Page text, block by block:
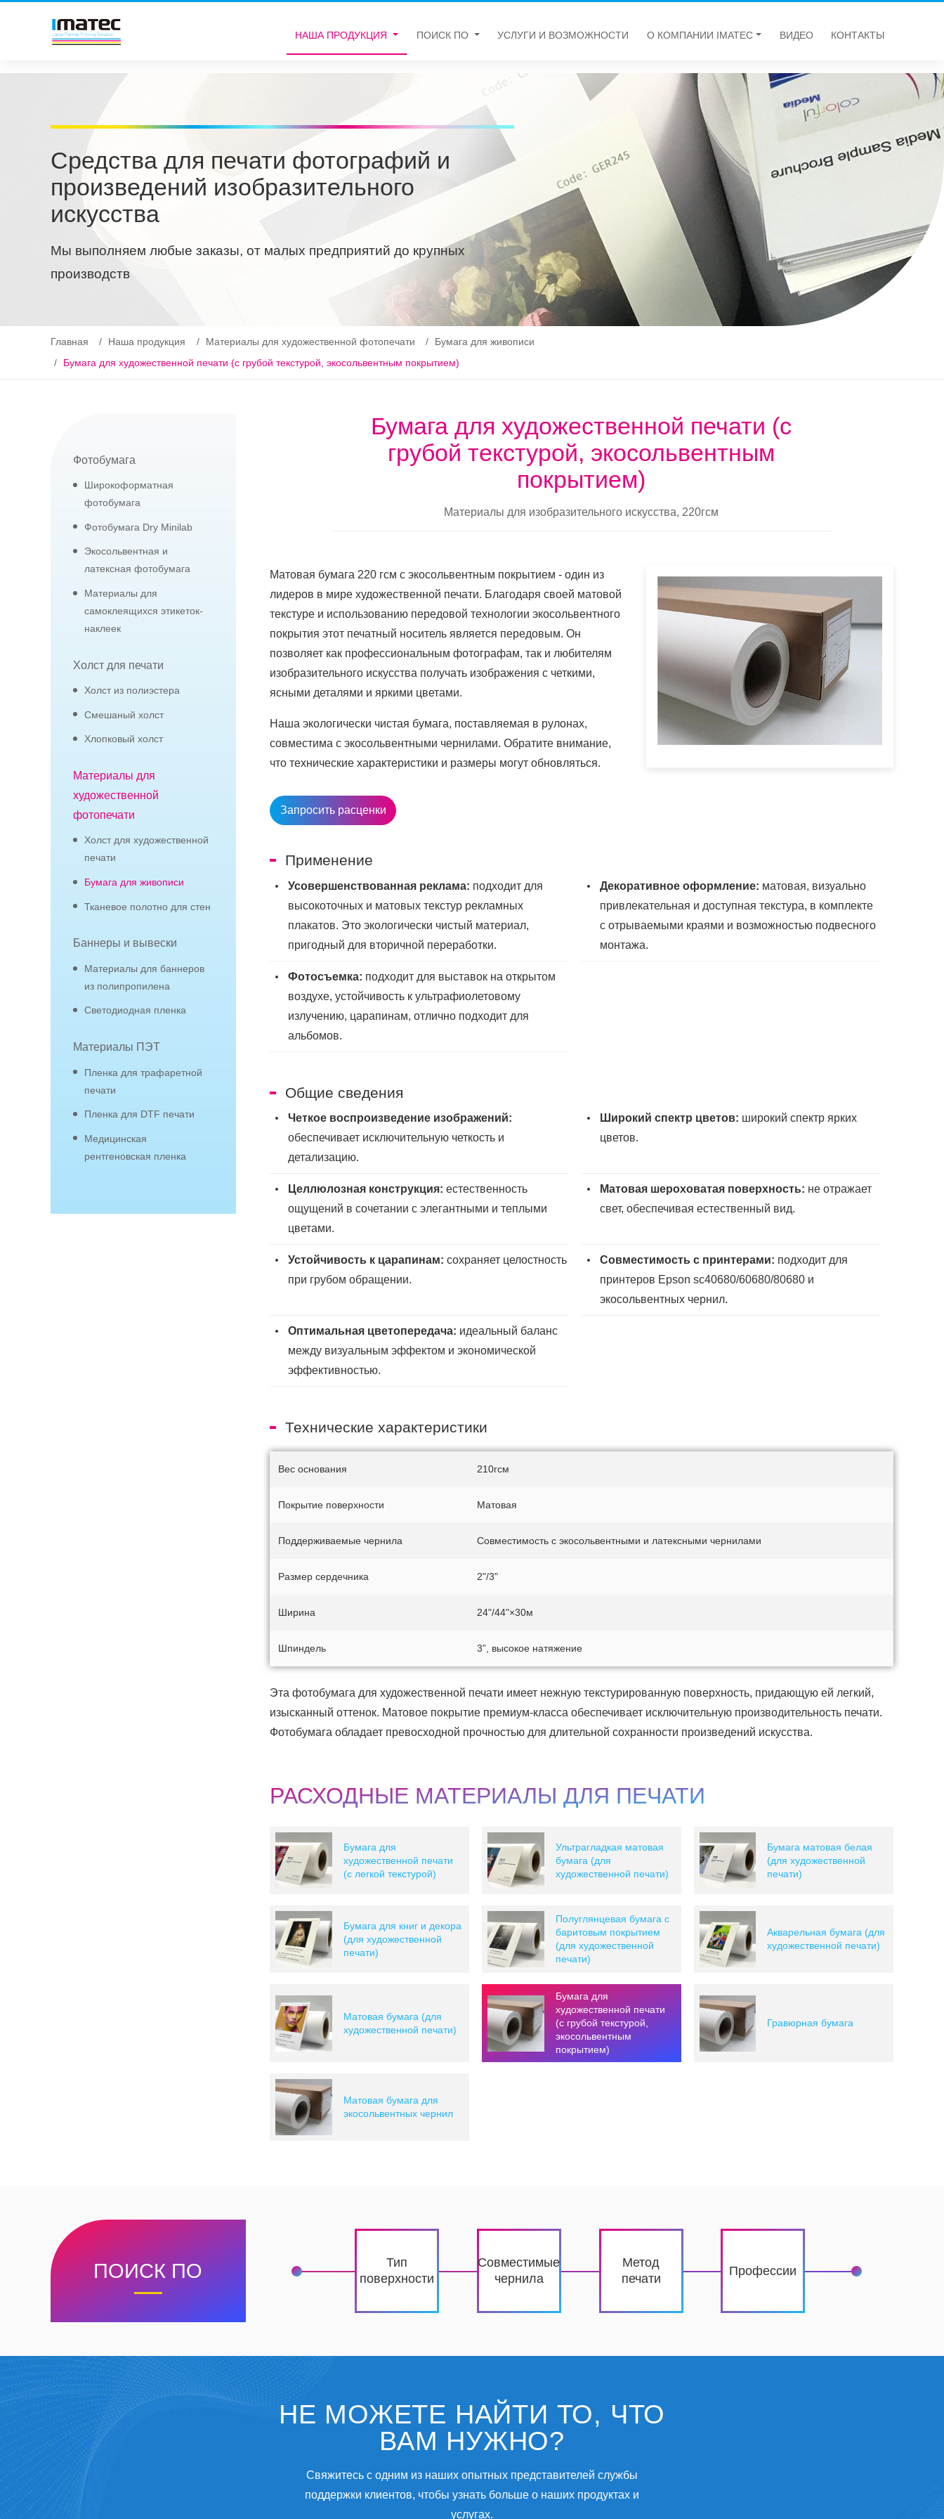
НАША ПРОДУКЦИЯ ПОИСК ПО УСЛУГИ И ВОЗМОЖНОСТИ О КОМПАНИИ IMATEC ВИДЕО КОНТАКТЫ
Средства для печати фотографий и
произведений изобразительного
искусства
Мы выполняем любые заказы, от малых предприятий до крупных
производств
Главная Наша продукция Материалы для художественной фотопечати
Бумага для живописи
Бумага для художественной печати (с грубой текстурой, экосольвентным покрытием)
Бумага для художественной печати (с
грубой текстурой, экосольвентным
покрытием)
Материалы для изобразительного искусства, 220гсм
Матовая бумага 220 гсм с экосольвентным покрытием - один из
лидеров в мире художественной печати. Благодаря своей матовой
текстуре и использованию передовой технологии экосольвентного
покрытия этот печатный носитель является передовым. Он
позволяет как профессиональным фотографам, так и любителям
изобразительного искусства получать изображения с четкими,
ясными деталями и яркими цветами.
Наша экологически чистая бумага, поставляемая в рулонах,
совместима с экосольвентными чернилами. Обратите внимание,
что технические характеристики и размеры могут обновляться.
Запросить расценки
Применение
Усовершенствованная реклама: подходит для
высокоточных и матовых текстур рекламных
плакатов. Это экологически чистый материал,
пригодный для вторичной переработки.
Декоративное оформление: матовая, визуально
привлекательная и доступная текстура, в комплекте
с отрываемыми краями и возможностью подвесного
монтажа.
Фотосъемка: подходит для выставок на открытом
воздухе, устойчивость к ультрафиолетовому
излучению, царапинам, отлично подходит для
альбомов.
Общие сведения
Четкое воспроизведение изображений:
обеспечивает исключительную четкость и
детализацию.
Широкий спектр цветов: широкий спектр ярких
цветов.
Целлюлозная конструкция: естественность
ощущений в сочетании с элегантными и теплыми
цветами.
Матовая шероховатая поверхность: не отражает
свет, обеспечивая естественный вид.
Устойчивость к царапинам: сохраняет целостность
при грубом обращении.
Совместимость с принтерами: подходит для
принтеров Epson sc40680/60680/80680 и
экосольвентных чернил.
Оптимальная цветопередача: идеальный баланс
между визуальным эффектом и экономической
эффективностью.
Технические характеристики
Вес основания 210гсм
Покрытие поверхности Матовая
Поддерживаемые чернила Совместимость с экосольвентными и латексными чернилами
Размер сердечника 2"/3"
Ширина 24"/44"×30м
Шпиндель 3”, высокое натяжение
Эта фотобумага для художественной печати имеет нежную текстурированную поверхность, придающую ей легкий,
изысканный оттенок. Матовое покрытие премиум-класса обеспечивает исключительную производительность печати.
Фотобумага обладает превосходной прочностью для длительной сохранности произведений искусства.
РАСХОДНЫЕ МАТЕРИАЛЫ ДЛЯ ПЕЧАТИ
Бумага для
художественной печати
(с легкой текстурой)
Ультрагладкая матовая
бумага (для
художественной печати)
Бумага матовая белая
(для художественной
печати)
Бумага для книг и декора
(для художественной
печати)
Полуглянцевая бумага с
баритовым покрытием
(для художественной
печати)
Акварельная бумага (для
художественной печати)
Матовая бумага (для
художественной печати)
Бумага для
художественной печати
(с грубой текстурой,
экосольвентным
покрытием)
Гравюрная бумага
Матовая бумага для
экосольвентных чернил
Фотобумага
Широкоформатная
фотобумага
Фотобумага Dry Minilab
Экосольвентная и
латексная фотобумага
Материалы для
самоклеящихся этикеток-
наклеек
Холст для печати
Холст из полиэстера
Смешаный холст
Хлопковый холст
Материалы для
художественной
фотопечати
Холст для художественной
печати
Бумага для живописи
Тканевое полотно для стен
Баннеры и вывески
Материалы для баннеров
из полипропилена
Светодиодная пленка
Материалы ПЭТ
Пленка для трафаретной
печати
Пленка для DTF печати
Медицинская
рентгеновская пленка
ПОИСК ПО
Тип
поверхности
Совместимые
чернила
Метод
печати
Профессии
НЕ МОЖЕТЕ НАЙТИ ТО, ЧТО
ВАМ НУЖНО?
Свяжитесь с одним из наших опытных представителей службы
поддержки клиентов, чтобы узнать больше о наших продуктах и
услугах.